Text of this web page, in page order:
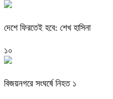
দেশে ফিরতেই হবে: শেখ হাসিনা
১০
বিজয়নগরে সংঘর্ষে নিহত ১